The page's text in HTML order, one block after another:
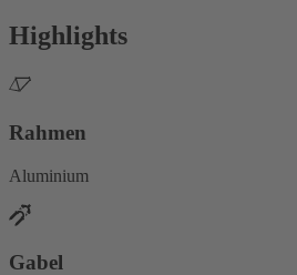
Highlights
Rahmen
Aluminium
Gabel